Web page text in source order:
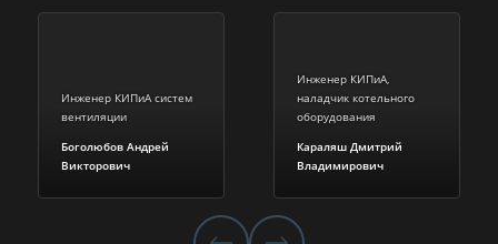
Инженер КИПиА систем
вентиляции
Боголюбов Андрей
Викторович
Инженер КИПиА,
наладчик котельного
оборудования
Караляш Дмитрий
Владимирович